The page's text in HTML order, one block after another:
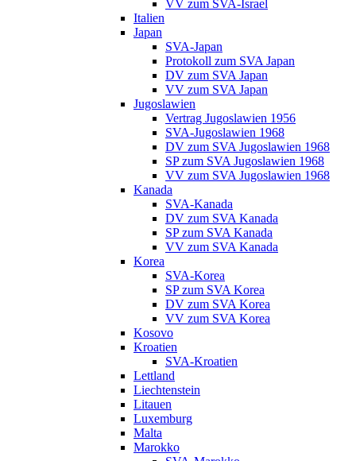
VV zum SVA-Israel
Italien
Japan
SVA-Japan
Protokoll zum SVA Japan
DV zum SVA Japan
VV zum SVA Japan
Jugoslawien
Vertrag Jugoslawien 1956
SVA-Jugoslawien 1968
DV zum SVA Jugoslawien 1968
SP zum SVA Jugoslawien 1968
VV zum SVA Jugoslawien 1968
Kanada
SVA-Kanada
DV zum SVA Kanada
SP zum SVA Kanada
VV zum SVA Kanada
Korea
SVA-Korea
SP zum SVA Korea
DV zum SVA Korea
VV zum SVA Korea
Kosovo
Kroatien
SVA-Kroatien
Lettland
Liechtenstein
Litauen
Luxemburg
Malta
Marokko